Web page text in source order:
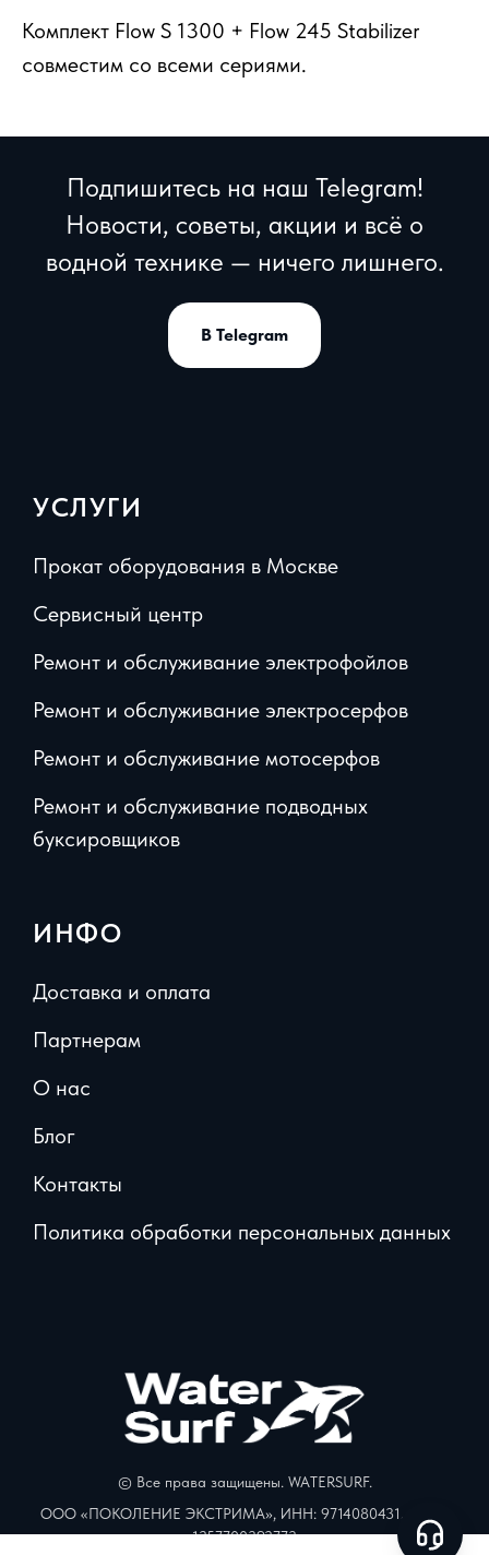
Комплект Flow S 1300 + Flow 245 Stabilizer
совместим со всеми сериями.
Подпишитесь на наш Telegram!
Новости, советы, акции и всё о
водной технике — ничего лишнего.
В Telegram
© Все права защищены. WATERSURF.
ООО «ПОКОЛЕНИЕ ЭКСТРИМА», ИНН: 9714080431, ОГРН:
1257700392773
УСЛУГИ
Прокат оборудования в Москве
Сервисный центр
Ремонт и обслуживание электрофойлов
Ремонт и обслуживание электросерфов
Ремонт и обслуживание мотосерфов
Ремонт и обслуживание подводных
буксировщиков
ИНФО
Доставка и оплата
Партнерам
О нас
Блог
Контакты
Политика обработки персональных данных